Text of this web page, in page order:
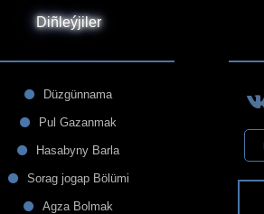
Diñleýjiler
Düzgünnama
Pul Gazanmak
Hasabyny Barla
Sorag jogap Bölümi
Agza Bolmak